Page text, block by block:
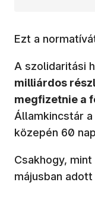
Ezt a
A szolidaritási
milliárdos
megfizetnie a
Államkincstár
közepén 60
Csakhogy,
májusban